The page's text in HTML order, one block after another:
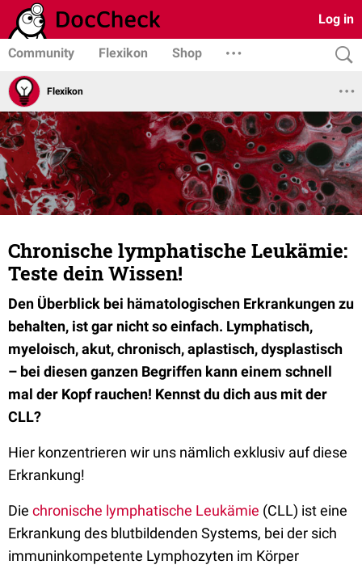
Log in
Community Flexikon Shop
Flexikon
Chronische lymphatische Leukämie:
Teste dein Wissen!
Den Überblick bei hämatologischen Erkrankungen zu
behalten, ist gar nicht so einfach. Lymphatisch,
myeloisch, akut, chronisch, aplastisch, dysplastisch
– bei diesen ganzen Begriffen kann einem schnell
mal der Kopf rauchen! Kennst du dich aus mit der
CLL?
Hier konzentrieren wir uns nämlich exklusiv auf diese
Erkrankung!
Die chronische lymphatische Leukämie (CLL) ist eine
Erkrankung des blutbildenden Systems, bei der sich
immuninkompetente Lymphozyten im Körper